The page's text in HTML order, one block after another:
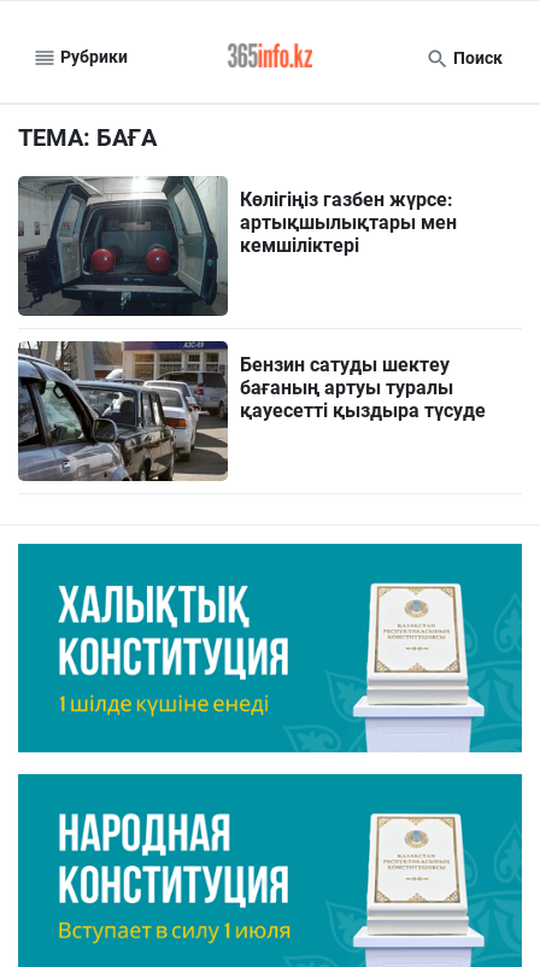
Рубрики Поиск
ТЕМА: БАҒА
Көлігіңіз газбен жүрсе:
артықшылықтары мен
кемшіліктері
Бензин сатуды шектеу
бағаның артуы туралы
қауесетті қыздыра түсуде